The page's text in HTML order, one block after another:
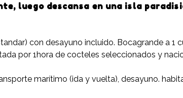
luego descansa en una isla
con desayuno incluido. Bocagrande a 1
por 1hora de cocteles seleccionados y
marítimo (ida y vuelta), desayuno.